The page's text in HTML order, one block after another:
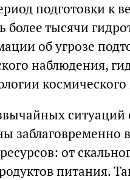
подготовки к
более тысячи
об угрозе
наблюдения,
ситуаций
заблаговременно
от
питания.